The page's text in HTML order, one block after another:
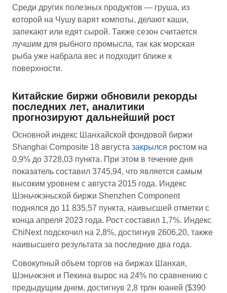
Среди других полезных продуктов — груша, из
которой на Чушу варят компоты, делают каши,
запекают или едят сырой. Также сезон считается
лучшим для рыбного промысла, так как морская
рыба уже набрала вес и подходит ближе к
поверхности.
Китайские биржи обновили рекорды
последних лет, аналитики
прогнозируют дальнейший рост
Основной индекс Шанхайской фондовой биржи
Shanghai Composite 18 августа закрылся ростом на
0,9% до 3728,03 пункта. При этом в течение дня
показатель составил 3745,94, что является самым
высоким уровнем с августа 2015 года. Индекс
Шэньчжэньской биржи Shenzhen Component
поднялся до 11 835,57 пункта, наивысшей отметки с
конца апреля 2023 года. Рост составил 1,7%. Индекс
ChiNext подскочил на 2,8%, достигнув 2606,20, также
наивысшего результата за последние два года.
Совокупный объем торгов на биржах Шанхая,
Шэньчжэня и Пекина вырос на 24% по сравнению с
предыдущим днем, достигнув 2,8 трлн юаней ($390